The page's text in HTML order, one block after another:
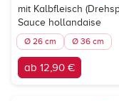
mit Kalbfleisch
Sauce hollandaise
Ø 26 cm Ø 36 cm
ab 12,90 €